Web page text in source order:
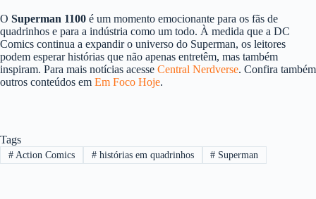
O Superman 1100 é um momento emocionante para os fãs de
quadrinhos e para a indústria como um todo. À medida que a DC
Comics continua a expandir o universo do Superman, os leitores
podem esperar histórias que não apenas entretêm, mas também
inspiram. Para mais notícias acesse Central Nerdverse. Confira também
outros conteúdos em Em Foco Hoje.
Tags
#Action Comics #histórias em quadrinhos # Superman